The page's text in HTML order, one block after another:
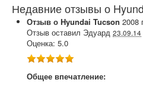
Недавние отзывы о
Отзыв о Hyundai Tucson 2008
Отзыв оставил Эдуард 23.09.14
Оценка: 5.0
Общее впечатление: